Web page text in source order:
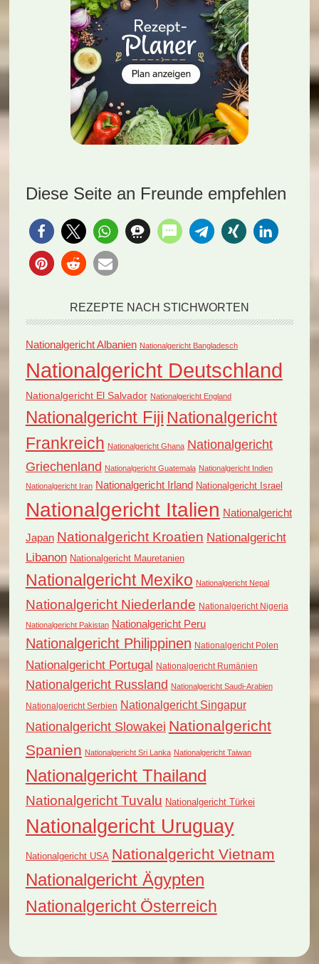
Diese Seite an Freunde empfehlen
REZEPTE NACH STICHWORTEN
Nationalgericht Albanien Nationalgericht Bangladesch
Nationalgericht Deutschland
Nationalgericht El Salvador Nationalgericht England
Nationalgericht Fiji Nationalgericht
Frankreich Nationalgericht Ghana Nationalgericht
Griechenland Nationalgericht Guatemala Nationalgericht Indien
Nationalgericht Iran Nationalgericht Irland Nationalgericht Israel
Nationalgericht Italien Nationalgericht
Japan Nationalgericht Kroatien Nationalgericht
Libanon Nationalgericht Mauretanien
Nationalgericht Mexiko Nationalgericht Nepal
Nationalgericht Niederlande Nationalgericht Nigeria
Nationalgericht Pakistan Nationalgericht Peru
Nationalgericht Philippinen Nationalgericht Polen
Nationalgericht Portugal Nationalgericht Rumänien
Nationalgericht Russland Nationalgericht Saudi-Arabien
Nationalgericht Serbien Nationalgericht Singapur
Nationalgericht Slowakei Nationalgericht
Spanien Nationalgericht Sri Lanka Nationalgericht Taiwan
Nationalgericht Thailand
Nationalgericht Tuvalu Nationalgericht Türkei
Nationalgericht Uruguay
Nationalgericht USA Nationalgericht Vietnam
Nationalgericht Ägypten
Nationalgericht Österreich